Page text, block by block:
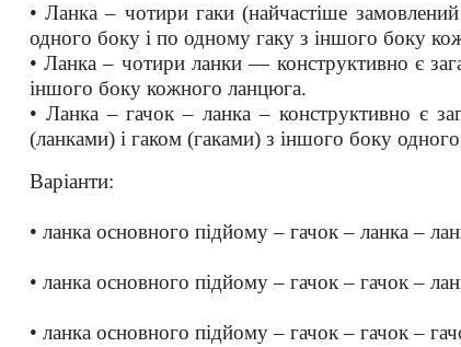
• Ланка – чотири гаки (найчастіше
одного боку і по одному гаку з іншого боку
• Ланка – чотири ланки — конструктивно є
іншого боку кожного ланцюга.
• Ланка – гачок – ланка – конструктивно є
(ланками) і гаком (гаками) з іншого боку
Варіанти:
• ланка основного підйому – гачок – ланка –
• ланка основного підйому – гачок – гачок –
• ланка основного підйому – гачок – гачок –